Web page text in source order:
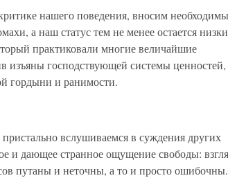
нашего поведения, вносим
а наш статус тем не менее остается
практиковали многие величайшие
господствующей системы ценностей,
гордыни и ранимости.
вслушиваемся в суждения других
и дающее странное ощущение свободы:
путаны и неточны, а то и просто ошибочны.